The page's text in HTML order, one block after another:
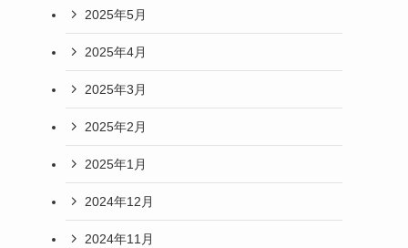
2025年5月
2025年4月
2025年3月
2025年2月
2025年1月
2024年12月
2024年11月